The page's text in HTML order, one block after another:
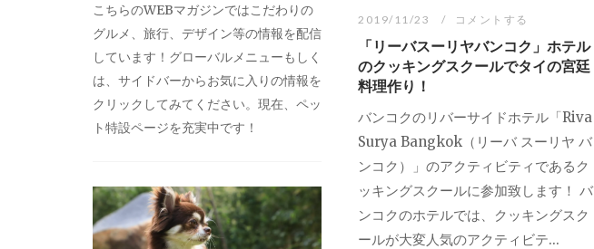
2019/11/23 コメントする
「リーバスーリヤバンコク」ホテル
のクッキングスクールでタイの宮廷
料理作り！
バンコクのリバーサイドホテル「Riva
Surya Bangkok（リーバ スーリヤ バ
ンコク）」のアクティビティであるク
ッキングスクールに参加致します！ バ
ンコクのホテルでは、クッキングスク
ールが大変人気のアクティビテ...
こちらのWEBマガジンではこだわりの
グルメ、旅行、デザイン等の情報を配信
しています！グローバルメニューもしく
は、サイドバーからお気に入りの情報を
クリックしてみてください。現在、ペッ
ト特設ページを充実中です！